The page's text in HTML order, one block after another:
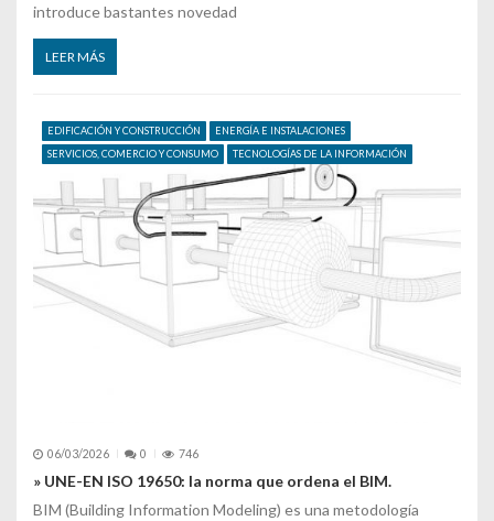
introduce bastantes novedad
LEER MÁS
EDIFICACIÓN Y CONSTRUCCIÓN
ENERGÍA E INSTALACIONES
SERVICIOS, COMERCIO Y CONSUMO
TECNOLOGÍAS DE LA INFORMACIÓN
06/03/2026 0 746
» UNE-EN ISO 19650: la norma que ordena el BIM.
BIM (Building Information Modeling) es una metodología